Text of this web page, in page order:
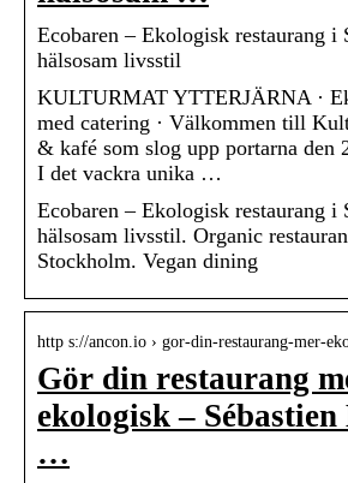
Ecobaren – Ekologisk restaurang i
hälsosam livsstil
KULTURMAT YTTERJÄRNA ·
med catering · Välkommen till
& kafé som slog upp portarna den
I det vackra unika …
Ecobaren – Ekologisk restaurang i
hälsosam livsstil. Organic
Stockholm. Vegan dining
http s://ancon.io › gor-din-restaurang-mer-
Gör din restaurang
ekologisk – Sébastien
…